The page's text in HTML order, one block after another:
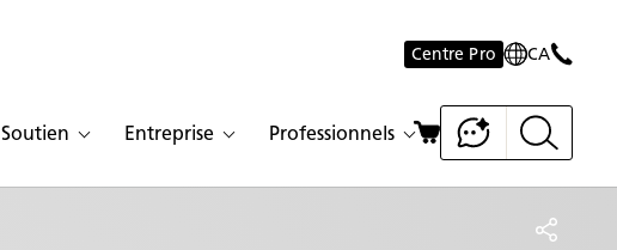
Centre Pro CA
Soutien Entreprise Professionnels